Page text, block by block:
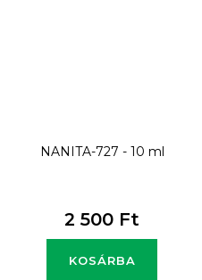
NANITA-727 - 10 ml
2 500 Ft
KOSÁRBA